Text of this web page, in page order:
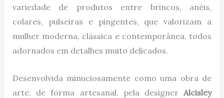
variedade de produtos entre brincos, anéis,
colares, pulseiras e pingentes, que valorizam a
mulher moderna, clássica e contemporânea, todos
adornados em detalhes muito delicados.
Desenvolvida minuciosamente como uma obra de
arte, de forma artesanal, pela designer Alcisley